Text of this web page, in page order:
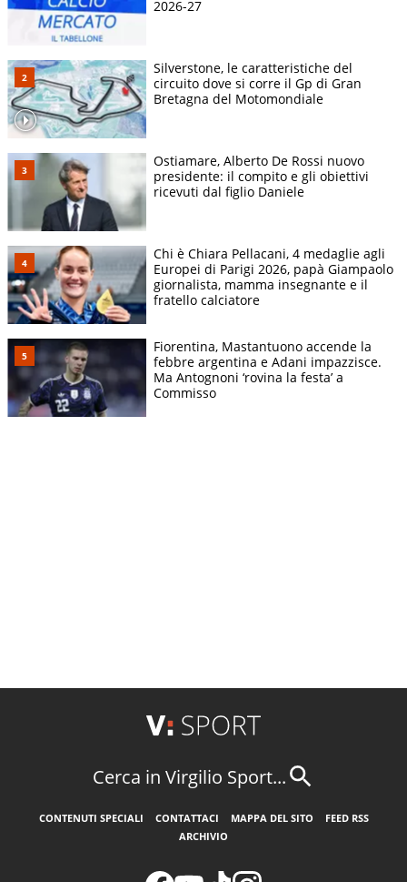
2026-27
Silverstone, le caratteristiche del
circuito dove si corre il Gp di Gran
Bretagna del Motomondiale
Ostiamare, Alberto De Rossi nuovo
presidente: il compito e gli obiettivi
ricevuti dal figlio Daniele
Chi è Chiara Pellacani, 4 medaglie agli
Europei di Parigi 2026, papà Giampaolo
giornalista, mamma insegnante e il
fratello calciatore
Fiorentina, Mastantuono accende la
febbre argentina e Adani impazzisce.
Ma Antognoni ‘rovina la festa’ a
Commisso
Cerca in Virgilio Sport...
CONTENUTI SPECIALI CONTATTACI MAPPA DEL SITO
FEED RSS
ARCHIVIO